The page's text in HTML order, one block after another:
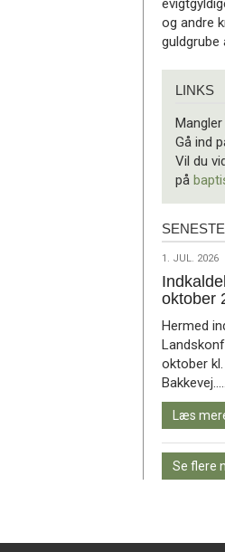
og andre
guldgrube
LINKS
Gå ind
Vil du
på
Seneste
1.
jul.
2026
1. JUL. 2026
oktober
Hermed
oktober
Bakkevej……
Læs
Se flere